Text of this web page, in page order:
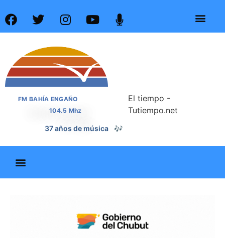
FM BAHÍA ENGAÑO
104.5 Mhz
37 años de noticias 📰
El tiempo -
Tutiempo.net